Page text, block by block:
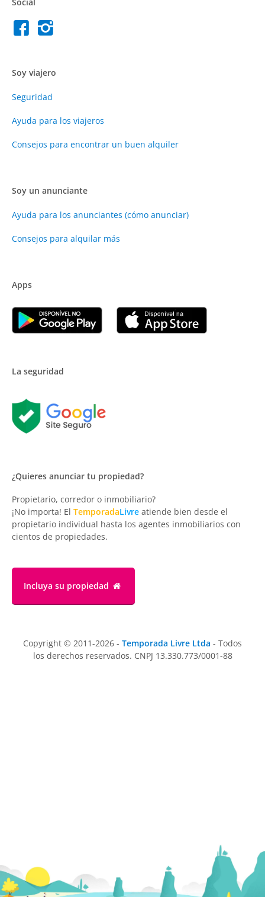
Social
Soy viajero
Seguridad
Ayuda para los viajeros
Consejos para encontrar un buen alquiler
Soy un anunciante
Ayuda para los anunciantes (cómo anunciar)
Consejos para alquilar más
Apps
La seguridad
¿Quieres anunciar tu propiedad?
Propietario, corredor o inmobiliario?
¡No importa! El TemporadaLivre atiende bien desde el
propietario individual hasta los agentes inmobiliarios con
cientos de propiedades.
Incluya su propiedad
Copyright © 2011-2026 - Temporada Livre Ltda - Todos
los derechos reservados. CNPJ 13.330.773/0001-88